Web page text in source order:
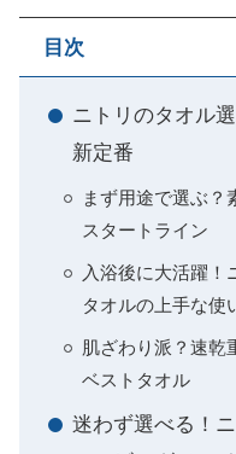
目次
ニトリのタオル
新定番
まず用途で選ぶ？
スタートライン
入浴後に大活躍！
タオルの上手な使
肌ざわり派？速乾
ベストタオル
迷わず選べる！